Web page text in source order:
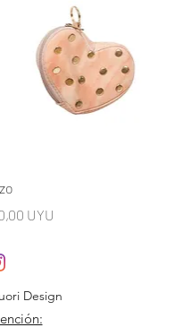
UYU
Design